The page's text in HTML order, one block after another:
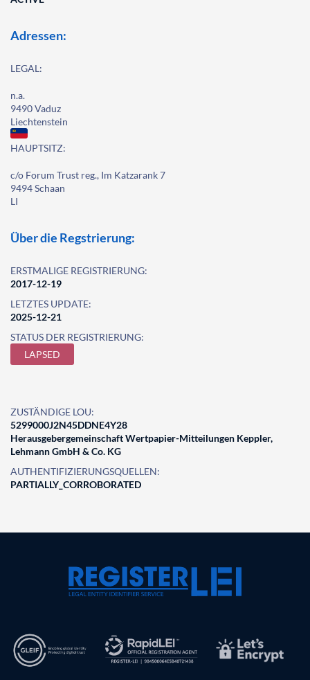
Adressen:
LEGAL:
n.a.
9490 Vaduz
Liechtenstein
HAUPTSITZ:
c/o Forum Trust reg., Im Katzarank 7
9494 Schaan
LI
Über die Regstrierung:
ERSTMALIGE REGISTRIERUNG:
2017-12-19
LETZTES UPDATE:
2025-12-21
STATUS DER REGISTRIERUNG:
LAPSED
ZUSTÄNDIGE LOU:
5299000J2N45DDNE4Y28
Herausgebergemeinschaft Wertpapier-Mitteilungen Keppler,
Lehmann GmbH & Co. KG
AUTHENTIFIZIERUNGSQUELLEN:
PARTIALLY_CORROBORATED